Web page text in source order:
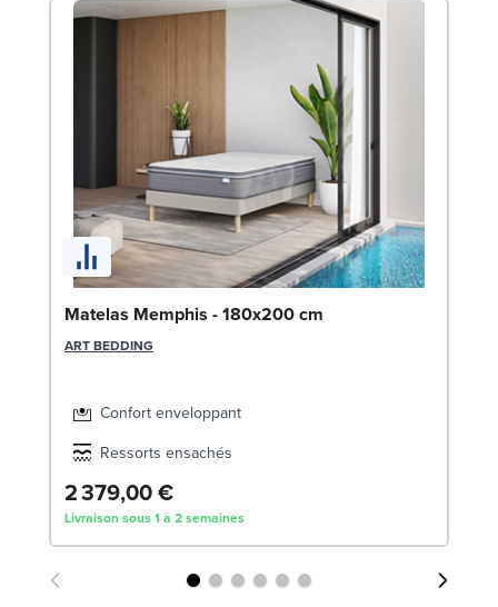
Matelas Memphis - 180x200 cm
ART BEDDING
Confort enveloppant
Ressorts ensachés
2 379,00 €
Livraison sous 1 à 2 semaines